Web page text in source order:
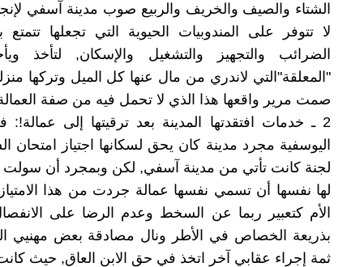
الشتاء والصيف والخريف والربيع صوب مدينة آسفي
لا تتوفر على المندوبيات الحيوية التي تجعلها تتمتع
الضرائب والتجهيز والتشغيل والإسكان, لتأخذ
"المعلقة"التي لاندري من مال عنها كل الميل وتركها
صمت مرير واقعها هذا الذي لا تحمل فيه من صفة العمالة
2 ـ خدمات افتقدتها المدينة بعد ترقيتها إلى
اليوسفية مجرد مدينة كان يحق لسكانها اجتياز امتحان
لجنة كانت تأتي من مدينة آسفي, لكن وبمجرد أن سولت
لها نفسها أن تسمي نفسها عمالة جردت من هذا
الأم كتعبير ربما عن السخط وعدم الرضا على
بذريعة الخصاص في الأطر ونال مصادقة بعض مهنيي
ثمة إجراء عقابي آخر اتخذ في حق الابن العاق, حيث